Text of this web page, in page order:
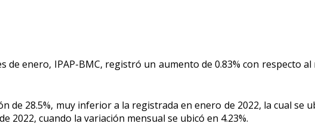
de enero, IPAP-BMC, registró un aumento de 0.83% con respecto
de 28.5%, muy inferior a la registrada en enero de 2022, la cual se
cuando la variación mensual se ubicó en 4.23%.